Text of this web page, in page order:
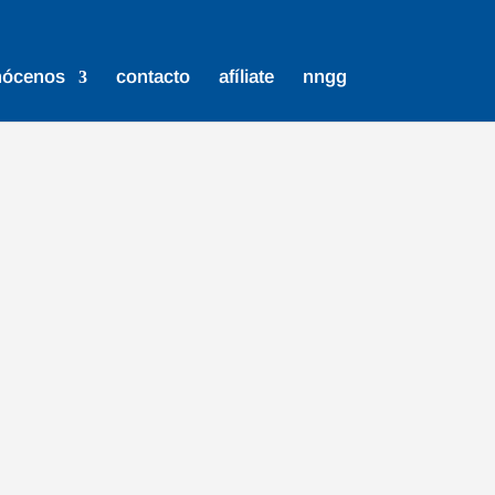
contacto afíliate nngg